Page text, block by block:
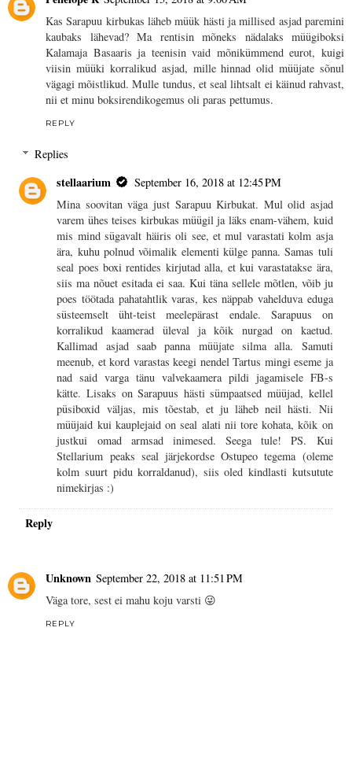
Kas Sarapuu kirbukas läheb müük hästi ja millised asjad paremini
kaubaks lähevad? Ma rentisin mõneks nädalaks müügiboksi
Kalamaja Basaaris ja teenisin vaid mõnikümmend eurot, kuigi
viisin müüki korralikud asjad, mille hinnad olid müüjate sõnul
vägagi mõistlikud. Mulle tundus, et seal lihtsalt ei käinud rahvast,
nii et minu boksirendikogemus oli paras pettumus.
REPLY
Replies
stellaarium
September 16, 2018 at 12:45 PM
Mina soovitan väga just Sarapuu Kirbukat. Mul olid asjad
varem ühes teises kirbukas müügil ja läks enam-vähem, kuid
mis mind sügavalt häiris oli see, et mul varastati kolm asja
ära, kuhu polnud võimalik elementi külge panna. Samas tuli
seal poes boxi rentides kirjutad alla, et kui varastatakse ära,
siis ma nõuet esitada ei saa. Kui täna sellele mõtlen, võib ju
poes töötada pahatahtlik varas, kes näppab vahelduva eduga
süsteemselt üht-teist meelepärast endale. Sarapuus on
korralikud kaamerad üleval ja kõik nurgad on kaetud.
Kallimad asjad saab panna müüjate silma alla. Samuti
meenub, et kord varastas keegi nendel Tartus mingi eseme ja
nad said varga tänu valvekaamera pildi jagamisele FB-s
kätte. Lisaks on Sarapuus hästi sümpaatsed müüjad, kellel
püsiboxid väljas, mis tõestab, et ju läheb neil hästi. Nii
müüjaid kui kauplejaid on seal alati nii tore kohata, kõik on
justkui omad armsad inimesed. Seega tule! PS. Kui
Stellarium peaks seal järjekordse Ostupeo tegema (oleme
kolm suurt pidu korraldanud), siis oled kindlasti kutsutute
nimekirjas :)
Reply
Unknown September 22, 2018 at 11:51 PM
Väga tore, sest ei mahu koju varsti 😜
REPLY